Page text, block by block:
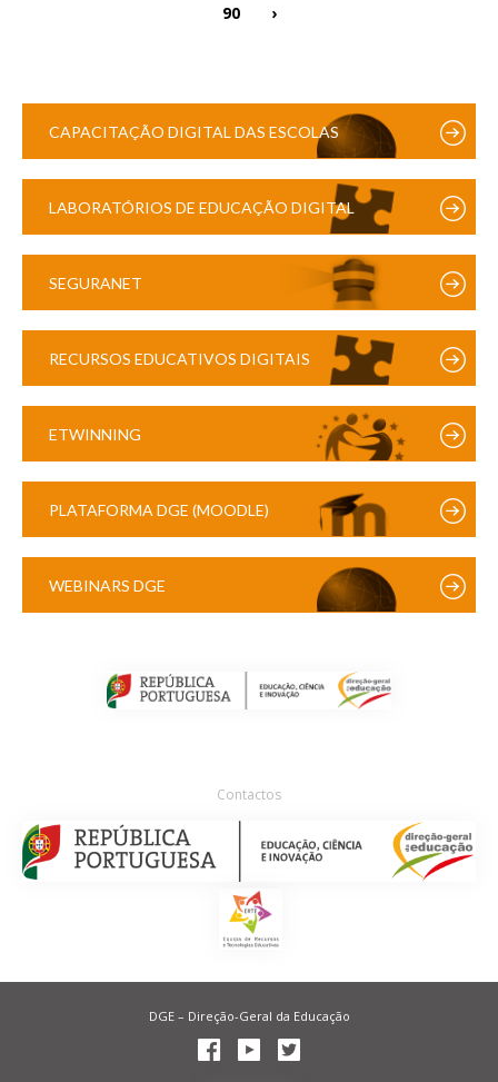
90
›
CAPACITAÇÃO DIGITAL DAS ESCOLAS
LABORATÓRIOS DE EDUCAÇÃO DIGITAL
SEGURANET
RECURSOS EDUCATIVOS DIGITAIS
ETWINNING
PLATAFORMA DGE (MOODLE)
WEBINARS DGE
Contactos
DGE – Direção-Geral da Educação